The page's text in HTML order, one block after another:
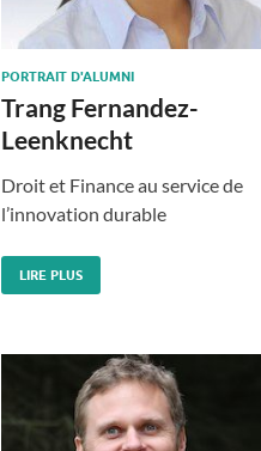
PORTRAIT D'ALUMNI
Trang Fernandez-
Leenknecht
Droit et Finance au service de
l’innovation durable
LIRE PLUS